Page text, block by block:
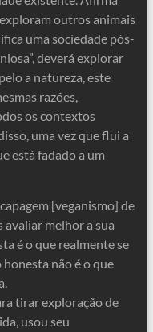
outros animais
uma sociedade pós-
deverá explorar
a natureza, este
razões,
os contextos
uma vez que flui a
está fadado a um
[veganismo] de
melhor a sua
é o que realmente se
honesta não é o que
tirar exploração de
usou seu